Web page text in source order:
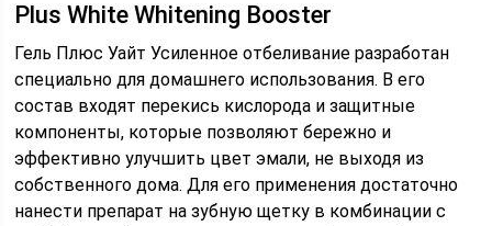
Plus White Whitening Booster
Гель Плюс Уайт Усиленное отбеливание разработан
специально для домашнего использования. В его
состав входят перекись кислорода и защитные
компоненты, которые позволяют бережно и
эффективно улучшить цвет эмали, не выходя из
собственного дома. Для его применения достаточно
нанести препарат на зубную щетку в комбинации с